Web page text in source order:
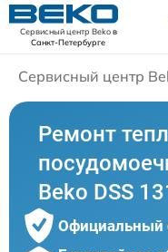
Сервисный центр Bekoв
Санкт-Петербурге
Сервисный центр
Ремонт
Beko DSS
Официальный